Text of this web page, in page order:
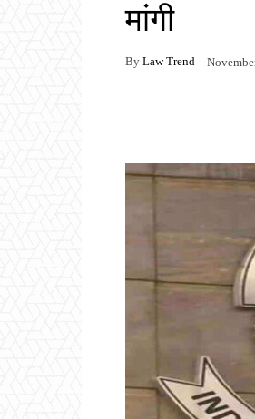
मांगी
By Law Trend